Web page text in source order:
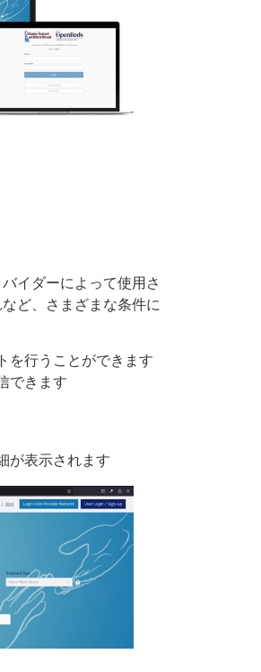
イダーによって使用さ
ど、さまざまな条件に
を行うことができます
できます
が表示されます